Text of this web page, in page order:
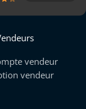
vendeur
vendeur